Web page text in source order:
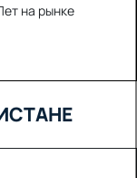
на рынке